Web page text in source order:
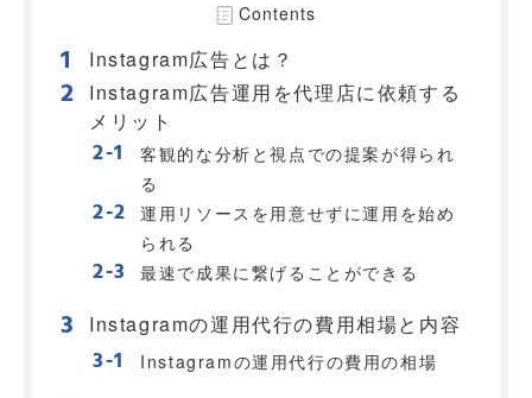
Contents
Instagram広告とは？
Instagram広告運用を代理店に依頼する
メリット
客観的な分析と視点での提案が得られ
る
運用リソースを用意せずに運用を始め
られる
最速で成果に繋げることができる
Instagramの運用代行の費用相場と内容
Instagramの運用代行の費用の相場